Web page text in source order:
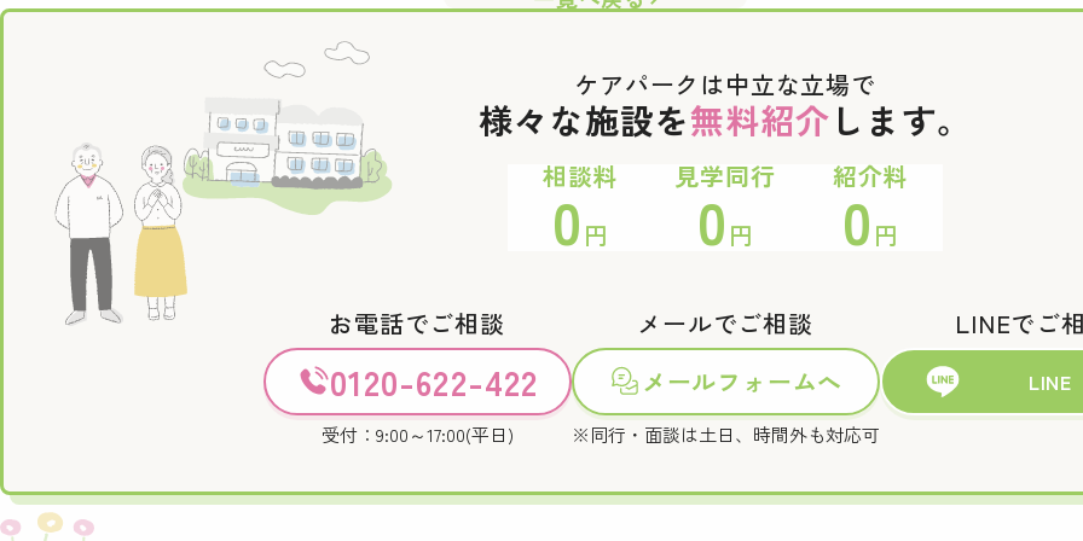
ケアパークは中立な立場で
様々な施設を無料紹介 します。
相談料
0 円
見学同行
0 円
紹介料
0 円
お電話でご相談
0120-622-422
受付：9:00～17:00(平日)
メールでご相談
メールフォームへ
※同行・面談は土日、時間外も対応可
LINEでご
LINE